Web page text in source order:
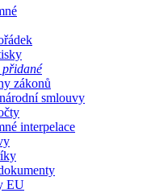
přidané
zákonů
smlouvy
interpelace
EU